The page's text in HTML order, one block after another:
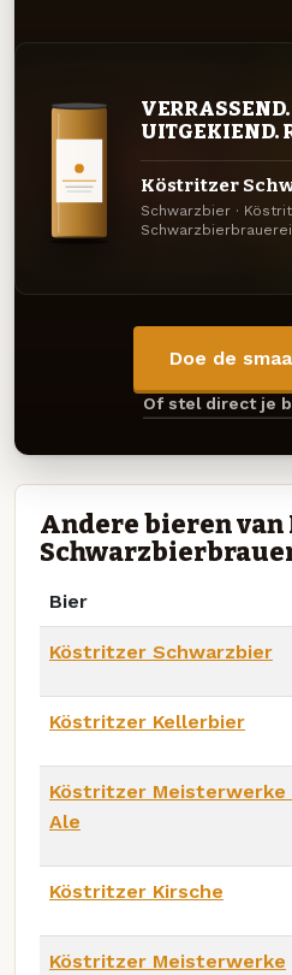
VERRASSEND.
UITGEKIEND.
Köstritzer
Schwarzbier ·
Schwarzbierbrauerei
Doe de
Of stel direct je
Andere bieren
Bier
Köstritzer Schwarzbier
Köstritzer Kellerbier
Köstritzer Meisterwerke
Ale
Köstritzer Kirsche
Köstritzer Meisterwerke